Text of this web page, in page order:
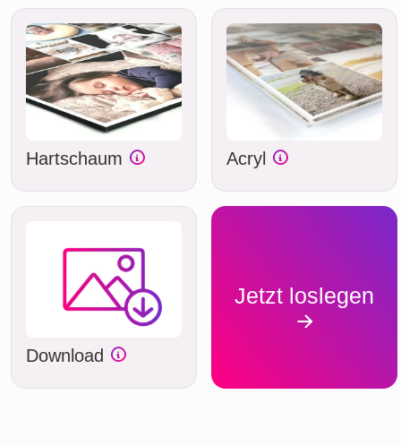
Hartschaum Acryl
Download
Jetzt loslegen